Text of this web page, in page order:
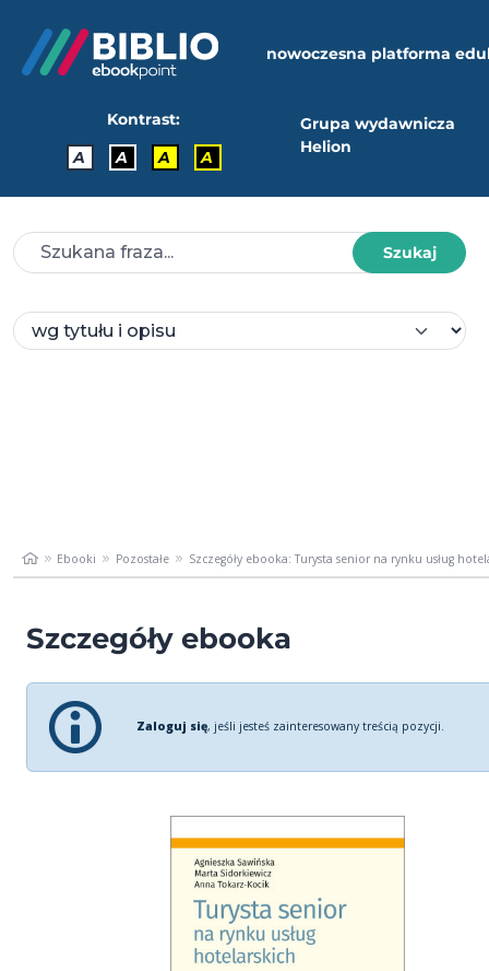
nowoczesna platforma
Kontrast:
A
A A A
Grupa wydawnicza
Helion
Szukaj
Ebooki Pozostałe Szczegóły ebooka: Turysta senior na rynku usług
Szczegóły ebooka
Zaloguj się, jeśli jesteś zainteresowany treścią pozycji.